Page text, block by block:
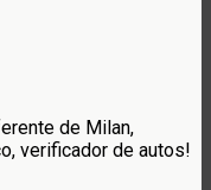
de Milan,
verificador de autos!